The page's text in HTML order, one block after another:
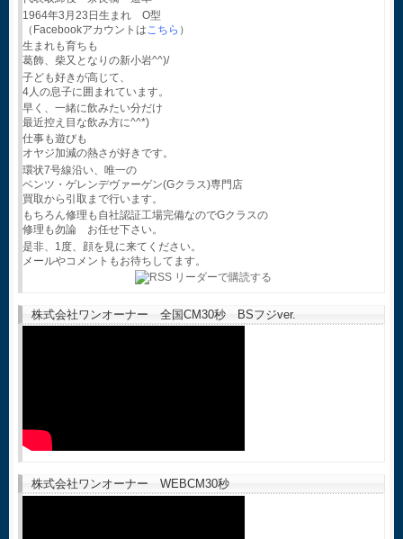
1964年3月23日生まれ O型
（Facebookアカウントはこちら ）
生まれも育ちも
葛飾、柴又となりの新小岩^^)/
子ども好きが高じて、
4人の息子に囲まれています。
早く、一緒に飲みたい分だけ
最近控え目な飲み方に^^*)
仕事も遊びも
オヤジ加減の熱さが好きです。
環状7号線沿い、唯一の
ベンツ・ゲレンデヴァーゲン(Gクラス)専門店
買取から引取まで行います。
もちろん修理も自社認証工場完備なのでGクラスの
修理も勿論 お任せ下さい。
是非、1度、顔を見に来てください。
メールやコメントもお待ちしてます。
株式会社ワンオーナー 全国CM30秒 BSフジver.
株式会社ワンオーナー WEBCM30秒